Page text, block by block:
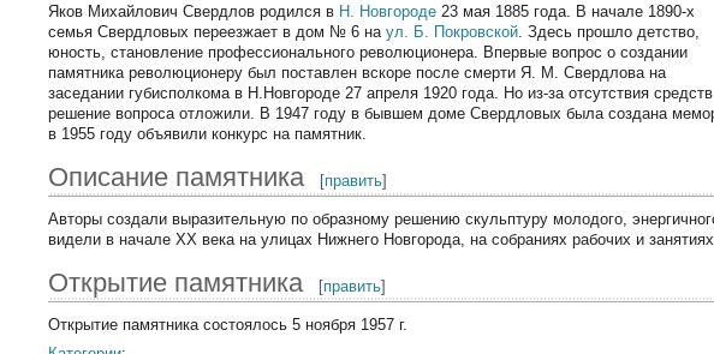
Яков Михайлович Свердлов родился в Н. Новгороде 23 мая 1885 года. В начале 1890-х
семья Свердловых переезжает в дом № 6 наул. Б. Покровской . Здесь прошло детство,
юность, становление профессионального революционера. Впервые вопрос о создании
памятника революционеру был поставлен вскоре после смерти Я. М. Свердлова на
заседании губисполкома в Н.Новгороде 27 апреля 1920 года. Но из-за отсутствия средств
решение вопроса отложили. В 1947 году в бывшем доме Свердловых была создана
в 1955 году объявили конкурс на памятник.
Описание памятника [править]
Авторы создали выразительную по образному решению скульптуру молодого,
видели в начале XX века на улицах Нижнего Новгорода, на собраниях рабочих и
Открытие памятника [править]
Открытие памятника состоялось 5 ноября 1957 г.